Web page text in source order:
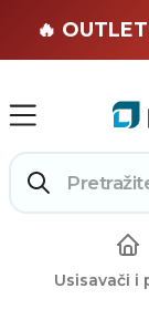
🔥
Usisavači i